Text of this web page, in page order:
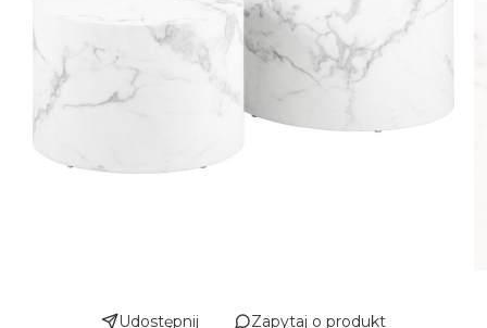
Udostępnij Zapytaj o produkt